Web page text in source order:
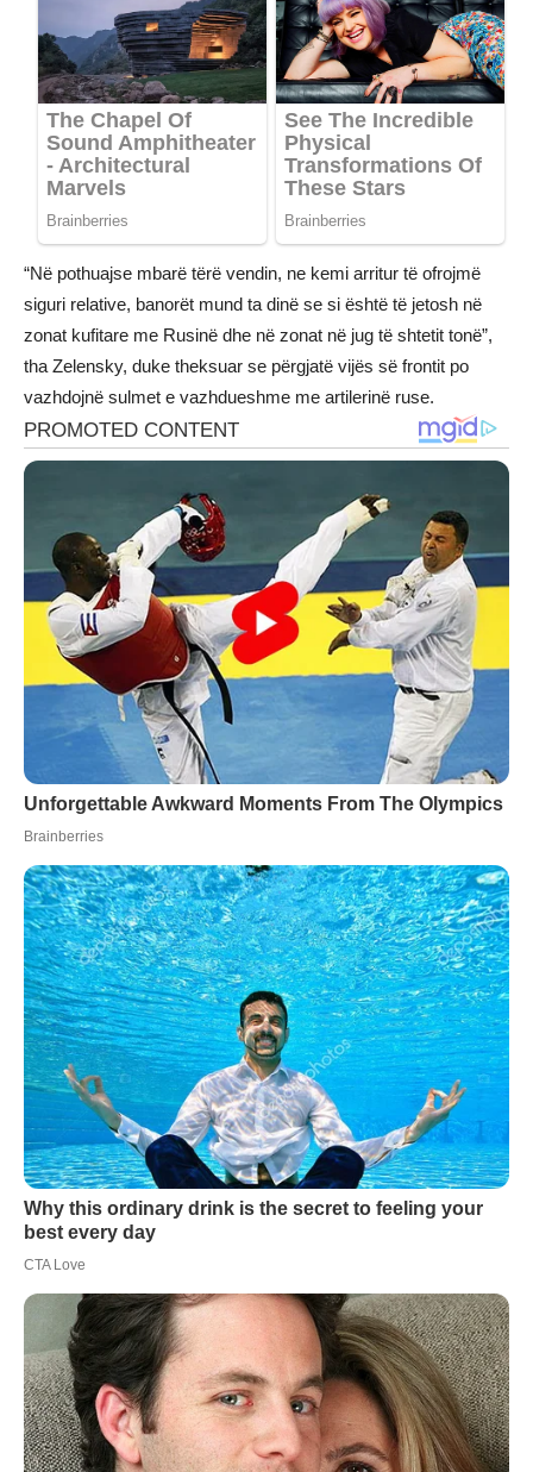
“Në pothuajse mbarë tërë vendin, ne kemi arritur të ofrojmë
siguri relative, banorët mund ta dinë se si është të jetosh në
zonat kufitare me Rusinë dhe në zonat në jug të shtetit tonë”,
tha Zelensky, duke theksuar se përgjatë vijës së frontit po
vazhdojnë sulmet e vazhdueshme me artilerinë ruse.